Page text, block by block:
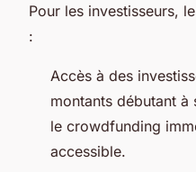
Pour les investisseurs,
:
Accès à des
montants débutant à
le crowdfunding
accessible.